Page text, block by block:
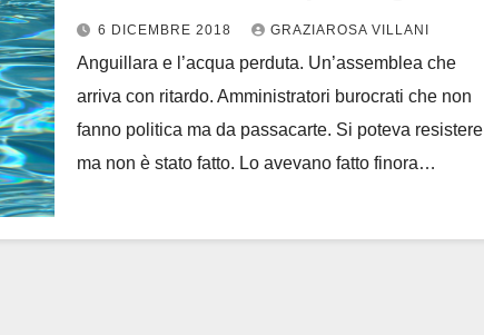
Anselmo
6 DICEMBRE 2018 GRAZIAROSA VILLANI
Anguillara e l’acqua perduta. Un’assemblea che
arriva con ritardo. Amministratori burocrati che non
fanno politica ma da passacarte. Si poteva resistere
ma non è stato fatto. Lo avevano fatto finora…